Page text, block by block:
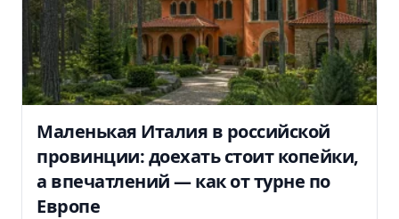
Маленькая Италия в российской
провинции: доехать стоит копейки,
а впечатлений — как от турне по
Европе